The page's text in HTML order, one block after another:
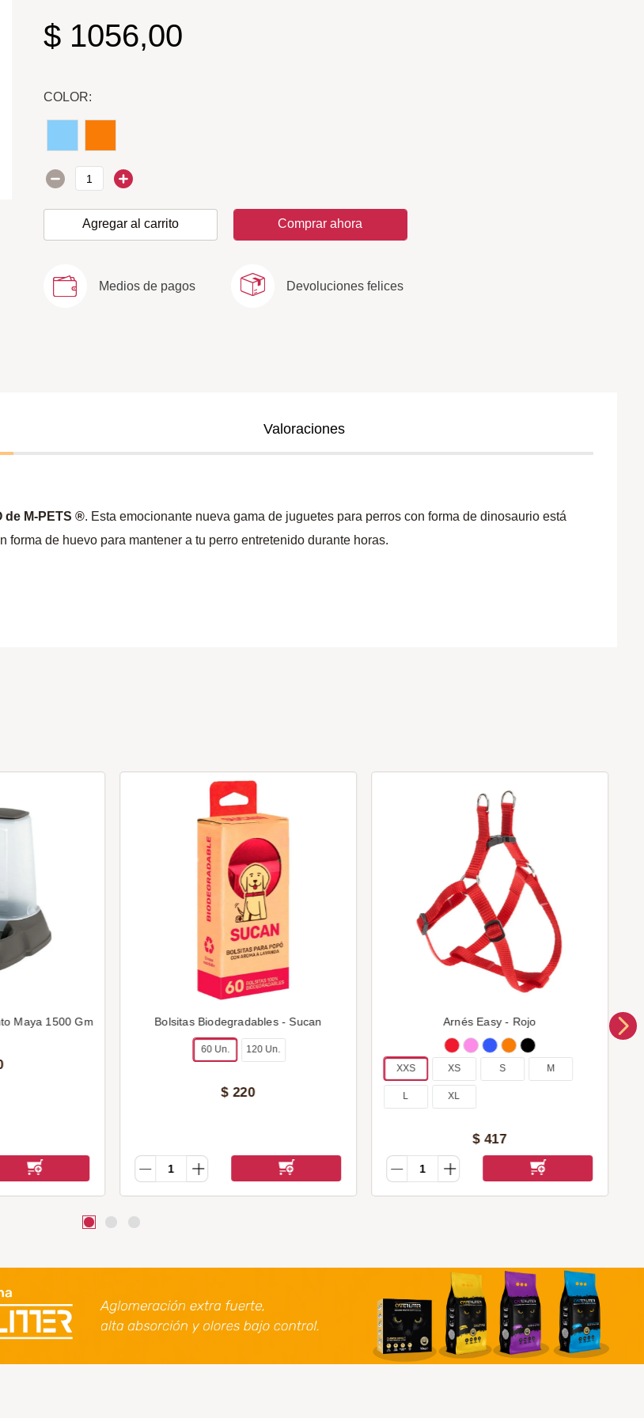
$ 1056,00
COLOR:
Agregar al carrito Comprar ahora
Medios de pagos Devoluciones felices
Valoraciones
de M-PETS ®. Esta emocionante nueva gama de juguetes para perros con forma de dinosaurio está
forma de huevo para mantener a tu perro entretenido durante horas.
Maya 1500 Gm Bolsitas Biodegradables - Sucan
60 Un. 120 Un.
$ 220
Arnés Easy - Rojo
XXS XS S M
L XL
$ 417